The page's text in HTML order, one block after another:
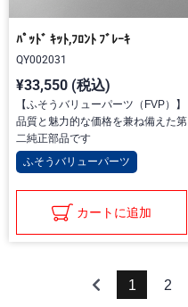
ﾊﾟｯﾄﾞ ｷｯﾄ,ﾌﾛﾝﾄ ﾌﾞﾚｰｷ
QY002031
¥33,550 (税込)
【ふそうバリューパーツ（FVP）】
品質と魅力的な価格を兼ね備えた第
二純正部品です
ふそうバリューパーツ
カートに追加
1 2